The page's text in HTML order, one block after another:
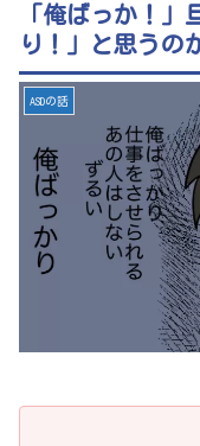
「俺ばっか！」
り！」と思うの
ASDの話